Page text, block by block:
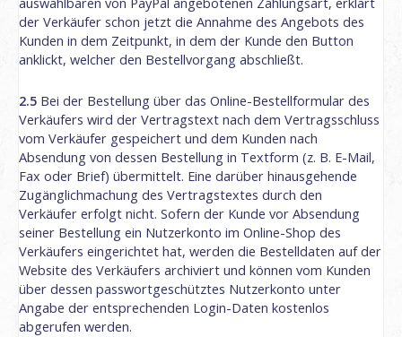
der Verkäufer schon jetzt die Annahme des Angebots des
Kunden in dem Zeitpunkt, in dem der Kunde den Button
anklickt, welcher den Bestellvorgang abschließt.
2.5 Bei der Bestellung über das Online-Bestellformular des
Verkäufers wird der Vertragstext nach dem Vertragsschluss
vom Verkäufer gespeichert und dem Kunden nach
Absendung von dessen Bestellung in Textform (z. B. E-Mail,
Fax oder Brief) übermittelt. Eine darüber hinausgehende
Zugänglichmachung des Vertragstextes durch den
Verkäufer erfolgt nicht. Sofern der Kunde vor Absendung
seiner Bestellung ein Nutzerkonto im Online-Shop des
Verkäufers eingerichtet hat, werden die Bestelldaten auf der
Website des Verkäufers archiviert und können vom Kunden
über dessen passwortgeschütztes Nutzerkonto unter
Angabe der entsprechenden Login-Daten kostenlos
abgerufen werden.